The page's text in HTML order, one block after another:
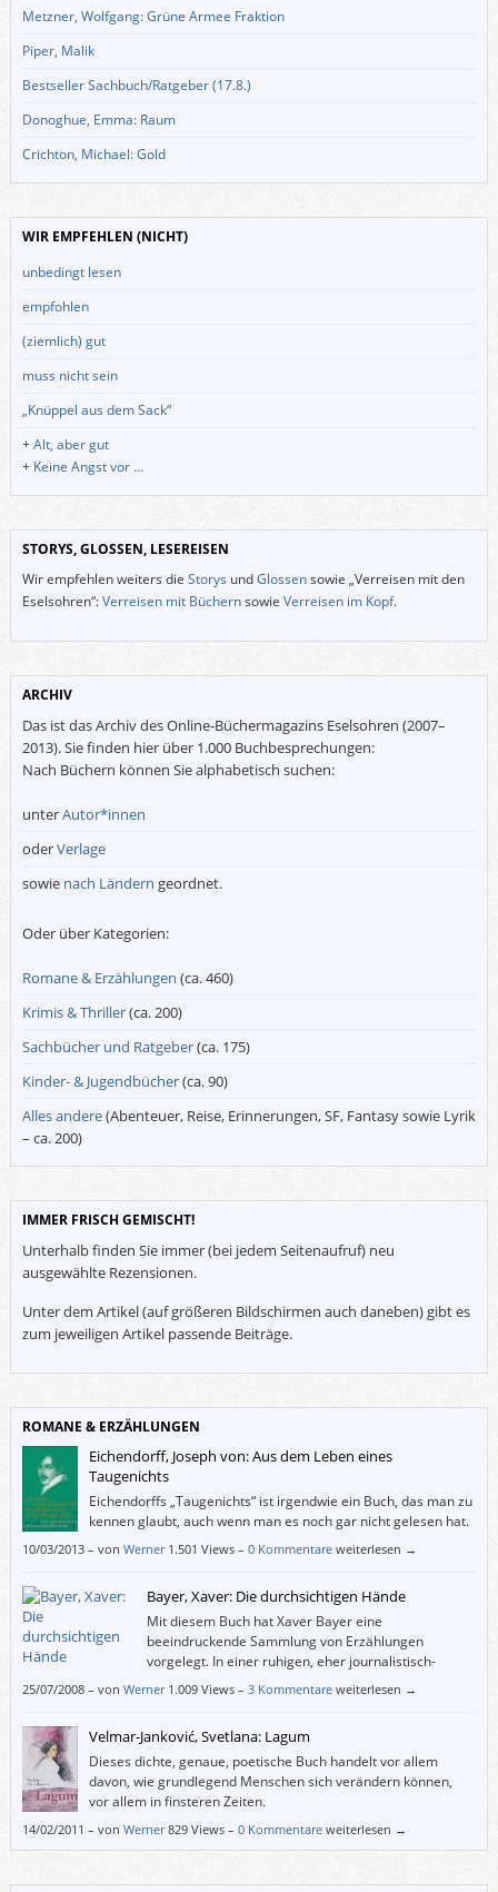
Metzner, Wolfgang: Grüne Armee Fraktion
Piper, Malik
Bestseller Sachbuch/Ratgeber (17.8.)
Donoghue, Emma: Raum
Crichton, Michael: Gold
WIR EMPFEHLEN (NICHT)
unbedingt lesen
empfohlen
(ziemlich) gut
muss nicht sein
„Knüppel aus dem Sack“
+Alt, aber gut
+ Keine Angst vor …
STORYS, GLOSSEN, LESEREISEN
Wir empfehlen weiters die Storys undGlossensowie „Verreisen mit den
Eselsohren“:Verreisen mit Büchernsowie Verreisen im Kopf.
ARCHIV
Das ist das Archiv des Online-Büchermagazins Eselsohren (2007–
2013). Sie finden hier über 1.000 Buchbesprechungen:
Nach Büchern können Sie alphabetisch suchen:
unterAutor*innen
oderVerlage
sowie nach Ländern geordnet.
Oder über Kategorien:
Romane & Erzählungen (ca. 460)
Krimis & Thriller(ca. 200)
Sachbücher und Ratgeber(ca. 175)
Kinder- & Jugendbücher(ca. 90)
Alles andere(Abenteuer, Reise, Erinnerungen, SF, Fantasy sowie Lyrik
– ca. 200)
IMMER FRISCH GEMISCHT!
Unterhalb finden Sie immer (bei jedem Seitenaufruf) neu
ausgewählte Rezensionen.
Unter dem Artikel (auf größeren Bildschirmen auch daneben) gibt es
zum jeweiligen Artikel passende Beiträge.
ROMANE & ERZÄHLUNGEN
Eichendorff, Joseph von: Aus dem Leben eines
Taugenichts
Eichendorffs „Taugenichts“ ist irgendwie ein Buch, das man zu
kennen glaubt, auch wenn man es noch gar nicht gelesen hat.
Vielleicht liegt das an seiner Verwandtschaft etwa zu Hesses
Glück dabei haben – wie Eichendorffs Figur?
10/03/2013– von Werner 1.501 Views – 0 Kommentare weiterlesen →
Bayer, Xaver: Die durchsichtigen Hände
Mit diesem Buch hat Xaver Bayer eine
beeindruckende Sammlung von Erzählungen
vorgelegt. In einer ruhigen, eher journalistisch-
berichtenden Sprache beschreibt Bayer
25/07/2008– von Werner 1.009 Views – 3 Kommentare weiterlesen →
Velmar-Janković, Svetlana: Lagum
Dieses dichte, genaue, poetische Buch handelt vor allem
davon, wie grundlegend Menschen sich verändern können,
vor allem in finsteren Zeiten.
14/02/2011 – von Werner 829 Views – 0 Kommentare weiterlesen →